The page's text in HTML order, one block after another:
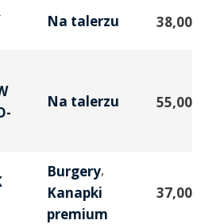
Na talerzu 38,00
Na talerzu 55,00
Burgery,
Kanapki
premium
37,00